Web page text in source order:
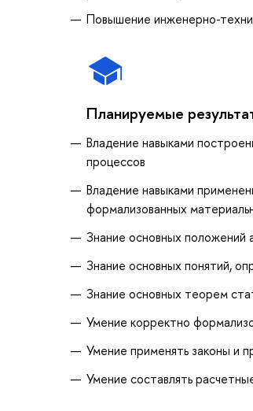
Повышение инженерно-
Планируемые
Владение навыками
процессов
Владение навыками
формализованных
Знание основных положений
Знание основных понятий,
Знание основных теорем
Умение корректно
Умение применять законы и
Умение составлять